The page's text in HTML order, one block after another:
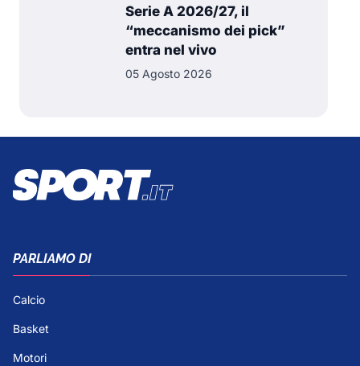
Serie A 2026/27, il
“meccanismo dei pick”
entra nel vivo
05 Agosto 2026
PARLIAMO DI
Calcio
Basket
Motori